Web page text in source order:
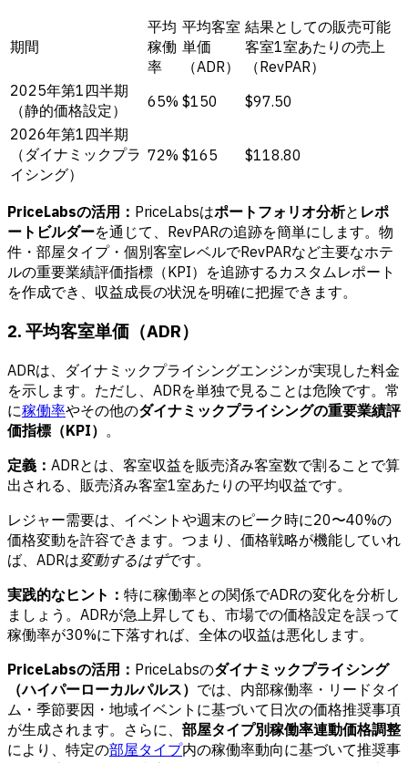
期間
平均
稼働
率
平均客室
単価
（ADR）
結果としての販売可能
客室1室あたりの売上
（RevPAR）
2025年第1四半期
（静的価格設定）
65% $150
$97.50
2026年第1四半期
（ダイナミックプラ
イシング）
72% $165 $118.80
PriceLabsの活用： PriceLabsはポートフォリオ分析と レポ
ートビルダーを通じて、RevPARの追跡を簡単にします。物
件・部屋タイプ・個別客室レベルでRevPARなど主要なホテ
ルの重要業績評価指標（KPI）を追跡するカスタムレポート
を作成でき、収益成長の状況を明確に把握できます。
2. 平均客室単価（ADR）
ADRは、ダイナミックプライシングエンジンが実現した料金
を示します。ただし、ADRを単独で見ることは危険です。常
に稼働率やその他のダイナミックプライシングの重要業績評
価指標（KPI） 。
定義： ADRとは、客室収益を販売済み客室数で割ることで算
出される、販売済み客室1室あたりの平均収益です。
レジャー需要は、イベントや週末のピーク時に20〜40%の
価格変動を許容できます。つまり、価格戦略が機能していれ
ば、ADRは変動するはずです。
実践的なヒント： 特に稼働率との関係でADRの変化を分析し
ましょう。ADRが急上昇しても、市場での価格設定を誤って
稼働率が30%に下落すれば、全体の収益は悪化します。
PriceLabsの活用： PriceLabsのダイナミックプライシング
（ハイパーローカルパルス） では、内部稼働率・リードタイ
ム・季節要因・地域イベントに基づいて日次の価格推奨事項
が生成されます。さらに、 部屋タイプ別稼働率連動価格調整
により、特定の部屋タイプ内の稼働率動向に基づいて推奨事